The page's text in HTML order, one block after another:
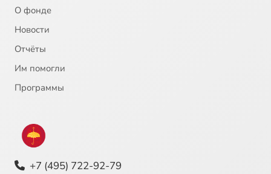
О фонде
Новости
Отчёты
Им помогли
Программы
+7 (495) 722-92-79